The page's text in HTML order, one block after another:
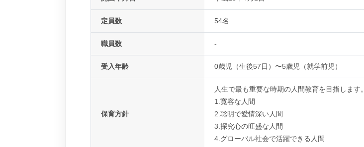
定員数 54名
職員数 -
受入年齢 0歳児（生後57日）〜5歳児（就学前児）
保育方針
人生で最も重要な時期の人間教育を目指します。
1.寛容な人間
2.聡明で愛情深い人間
3.探究心の旺盛な人間
4.グローバル社会で活躍できる人間